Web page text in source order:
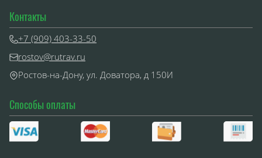
Способы оплаты
Контакты
+7 (909) 403-33-50
rostov@rutrav.ru
Ростов-на-Дону, ул. Доватора, д 150И